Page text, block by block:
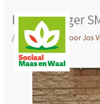
naarFractievolger
/ Nieuws WMW/ DoorJos